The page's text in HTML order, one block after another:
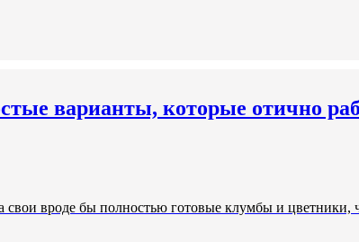
варианты, которые отично
вроде бы полностью готовые клумбы и цветники,